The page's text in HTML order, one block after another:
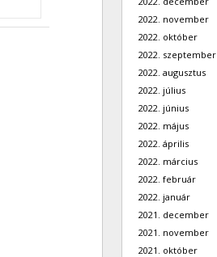
2022. november
2022. október
2022. szeptember
2022. augusztus
2022. július
2022. június
2022. május
2022. április
2022. március
2022. február
2022. január
2021. december
2021. november
2021. október